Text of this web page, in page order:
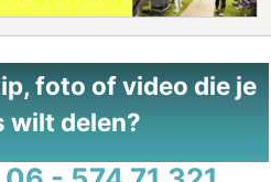
foto of video die je
wilt delen?